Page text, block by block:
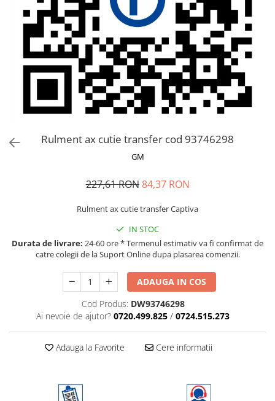
MOVANO
TIGRA-B 2004-2009
VECTRA-C 2002-2008
VIVARO
Mazda CX-80 KL
SX4 S-CROSS Hybrid 48V 2020-
prezent
S-CROSS HYBRID 48V 2022-prezent
VITARA 2015-prezent
VITARA Hybrid 48V 2020-prezent
VITARA Strong Hybrid 140V 2022-
prezent
eVitara 2025-prezent
SPARK M300 2010-2018
Rulment ax cutie transfer cod 93746298
GM
227,61 RON 84,37 RON
Rulment ax cutie transfer Captiva
IN STOC
Durata de livrare: 24-60 ore * Termenul estimativ va fi confirmat de
catre colegii de la Suport Online dupa plasarea comenzii.
ADAUGA IN COS
Cod Produs: DW93746298
Ai nevoie de ajutor? 0720.499.825 / 0724.515.273
Adauga la Favorite Cere informatii